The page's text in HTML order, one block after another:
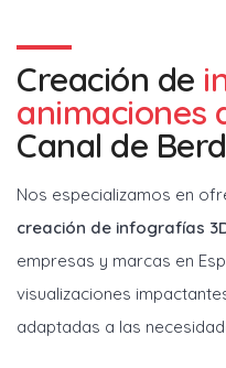
Creación de
animaciones
Canal de
Nos especializamos en
creación de infografías
empresas y marcas en
visualizaciones
adaptadas a las